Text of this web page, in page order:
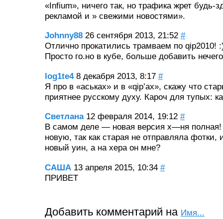
«Infium», ничего так, но трафика жрет будь-
рекламой и » свежими новостями».
Johnny88 26 сентября 2013, 21:52 #
Отлично прокатились трамваем по qip2010!
Просто го.но в кубе, больше добавить
log1te4 8 декабря 2013, 8:17 #
Я про в «аськах» и в «qip’ах», скажу что
приятнее русскому духу. Кароч для тупых:
Светлана 12 февраля 2014, 19:12 #
В самом деле — новая версия х—ня полная!
новую, так как старая не отправляла
новый уин, а на хера он мне?
САША 13 апреля 2015, 10:34 #
ПРИВЕТ
Добавить комментарий на Имя...